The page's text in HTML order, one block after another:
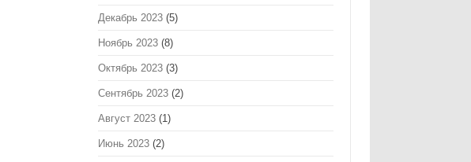
Декабрь 2023 (5)
Ноябрь 2023 (8)
Октябрь 2023 (3)
Сентябрь 2023 (2)
Август 2023 (1)
Июнь 2023 (2)